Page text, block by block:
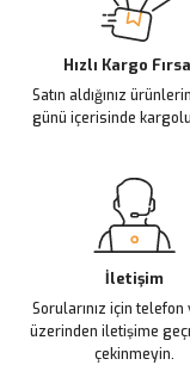
Ürün bilgilerinde
Ürün fiyatı diğer
Bu ürüne benzer
Hızlı Kargo
Satın aldığınız
günü içerisinde
İletişim
Sorularınız için telefon
üzerinden iletişime
çekinmeyin.